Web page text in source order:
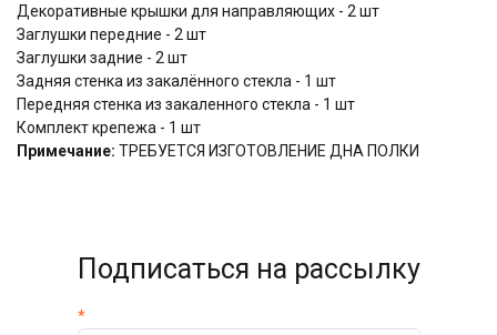
Декоративные крышки для направляющих - 2 шт
Заглушки передние - 2 шт
Заглушки задние - 2 шт
Задняя стенка из закалённого стекла - 1 шт
Передняя стенка из закаленного стекла - 1 шт
Комплект крепежа - 1 шт
Примечание: ТРЕБУЕТСЯ ИЗГОТОВЛЕНИЕ ДНА ПОЛКИ
Подписаться на рассылку
*